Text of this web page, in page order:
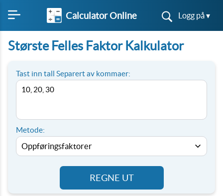
Calculator Online Logg på ▾
Største Felles Faktor Kalkulator
Tast inn tall Separert av kommaer:
Metode:
REGNE UT